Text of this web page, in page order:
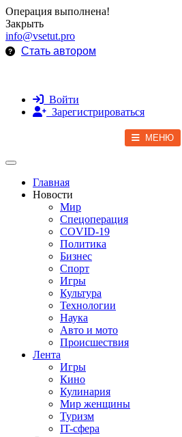
Операция выполнена!
Закрыть
info@vsetut.pro
Стать автором
Войти
Зарегистрироваться
МЕНЮ
Toggle navigation
Главная
Новости
Мир
Спецоперация
COVID-19
Политика
Бизнес
Спорт
Игры
Культура
Технологии
Наука
Авто и мото
Происшествия
Лента
Игры
Кино
Кулинария
Мир женщины
Туризм
IT-сфера